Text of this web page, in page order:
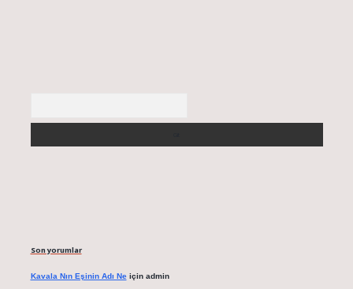
Son yorumlar
Kavala Nın Eşinin Adı Neiçin admin